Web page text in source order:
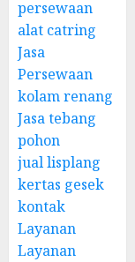
persewaan
alat catring
Jasa
Persewaan
kolam renang
Jasa tebang
pohon
jual lisplang
kertas gesek
kontak
Layanan
Layanan